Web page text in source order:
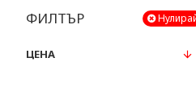
ФИЛТЪР
ЦЕНА